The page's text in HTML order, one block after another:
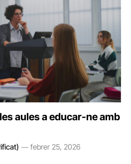
aules a educar-ne amb
febrer 25, 2026